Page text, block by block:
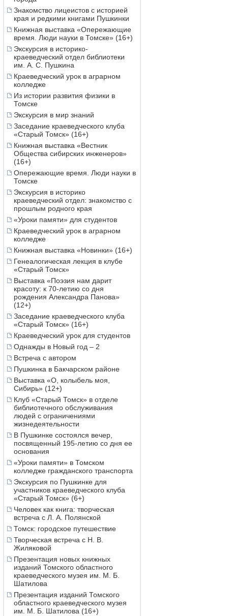
Знакомство лицеистов с историей
края и редкими книгами Пушкинки
Книжная выставка «Опережающие
время. Люди науки в Томске» (16+)
Экскурсия в историко-
краеведческий отдел библиотеки
им. А. С. Пушкина
Краеведческий урок в аграрном
колледже
Из истории развития физики в
Томске
Экскурсия в мир знаний
Заседание краеведческого клуба
«Старый Томск» (16+)
Книжная выставка «Вестник
Общества сибирских инженеров»
(16+)
Опережающие время. Люди науки в
Томске
Экскурсия в историко
краеведческий отдел: знакомство с
прошлым родного края
«Уроки памяти» для студентов
Краеведческий урок в аграрном
колледже
Книжная выставка «Новинки» (16+)
Генеалогическая лекция в клубе
«Старый Томск»
Выставка «Поэзия нам дарит
красоту: к 70-летию со дня
рождения Александра Панова»
(12+)
Заседание краеведческого клуба
«Старый Томск» (16+)
Краеведческий урок для студентов
Однажды в Новый год – 2
Встреча с автором
Пушкинка в Бакчарском районе
Выставка «О, колыбель моя,
Сибирь» (12+)
Клуб «Старый Томск» в отделе
библиотечного обслуживания
людей с ограничениями
жизнедеятельности
В Пушкинке состоялся вечер,
посвященный 195-летию со дня ее
основания
«Уроки памяти» в Томском
колледже гражданского транспорта
Экскурсия по Пушкинке для
участников краеведческого клуба
«Старый Томск» (6+)
Человек как книга: творческая
встреча с Л. А. Полянской
Томск: городское путешествие
Творческая встреча с Н. В.
Жиляковой
Презентация новых книжных
изданий Томского областного
краеведческого музея им. М. Б.
Шатилова
Презентация изданий Томского
областного краеведческого музея
им. М. Б. Шатилова (16+)